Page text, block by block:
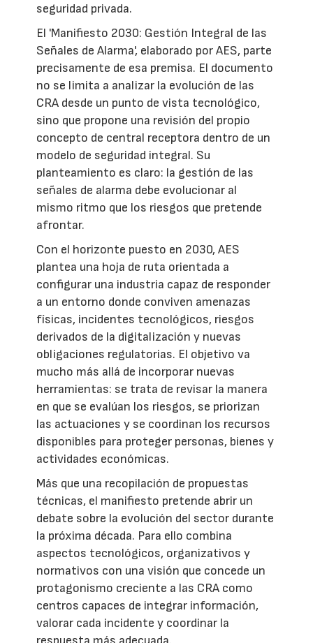
seguridad privada.
El 'Manifiesto 2030: Gestión Integral de las
Señales de Alarma', elaborado por AES, parte
precisamente de esa premisa. El documento
no se limita a analizar la evolución de las
CRA desde un punto de vista tecnológico,
sino que propone una revisión del propio
concepto de central receptora dentro de un
modelo de seguridad integral. Su
planteamiento es claro: la gestión de las
señales de alarma debe evolucionar al
mismo ritmo que los riesgos que pretende
afrontar.
Con el horizonte puesto en 2030, AES
plantea una hoja de ruta orientada a
configurar una industria capaz de responder
a un entorno donde conviven amenazas
físicas, incidentes tecnológicos, riesgos
derivados de la digitalización y nuevas
obligaciones regulatorias. El objetivo va
mucho más allá de incorporar nuevas
herramientas: se trata de revisar la manera
en que se evalúan los riesgos, se priorizan
las actuaciones y se coordinan los recursos
disponibles para proteger personas, bienes y
actividades económicas.
Más que una recopilación de propuestas
técnicas, el manifiesto pretende abrir un
debate sobre la evolución del sector durante
la próxima década. Para ello combina
aspectos tecnológicos, organizativos y
normativos con una visión que concede un
protagonismo creciente a las CRA como
centros capaces de integrar información,
valorar cada incidente y coordinar la